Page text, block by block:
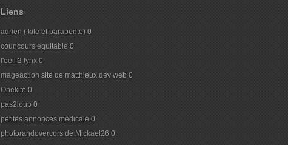
Liens
adrien ( kite et parapente) 0
councours equitable 0
l'oeil 2 lynx 0
mageaction site de matthieux dev web 0
Onekite 0
pas2loup 0
petites annonces medicale 0
photorandovercors de Mickael26 0